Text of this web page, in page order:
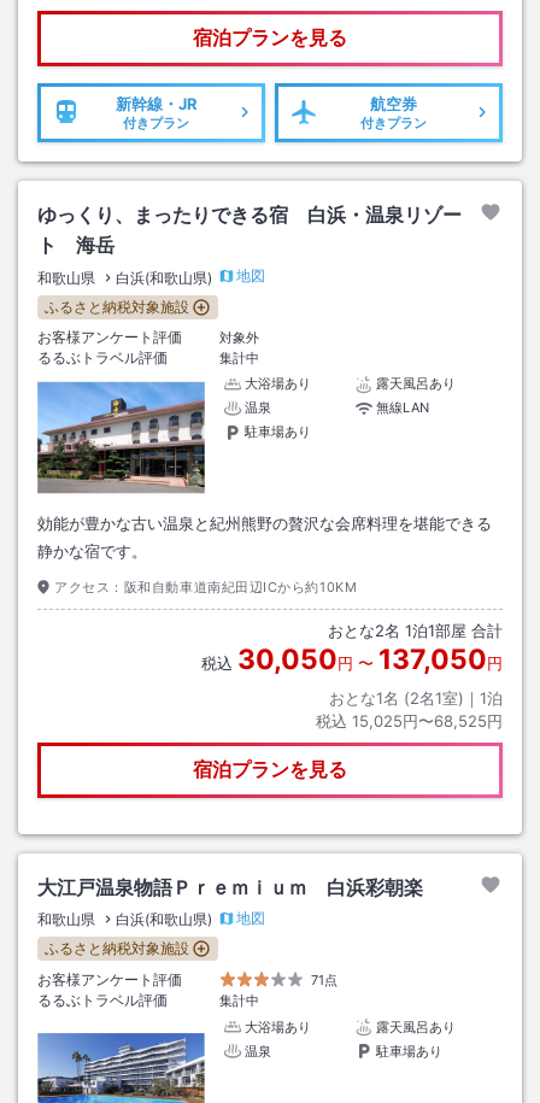
宿泊プランを見る
新幹線・JR
付きプラン
航空券
付きプラン
ゆっくり、まったりできる宿 白浜・温泉リゾー
ト 海岳
和歌山県 白浜(和歌山県)
地図
ふるさと納税対象施設
お客様アンケート評価
対象外
るるぶトラベル評価
集計中
大浴場あり
露天風呂あり
温泉
無線LAN
駐車場あり
効能が豊かな古い温泉と紀州熊野の贅沢な会席料理を堪能できる
静かな宿です。
アクセス： 阪和自動車道南紀田辺ICから約10KM
おとな2名 1泊1部屋 合計
税込 30,050円 〜 137,050円
おとな1名 (2名1室)｜ 1泊
税込 15,025円〜68,525円
宿泊プランを見る
大江戸温泉物語Ｐｒｅｍｉｕｍ 白浜彩朝楽
和歌山県 白浜(和歌山県)
地図
ふるさと納税対象施設
お客様アンケート評価
71点
るるぶトラベル評価
集計中
大浴場あり
露天風呂あり
温泉
駐車場あり